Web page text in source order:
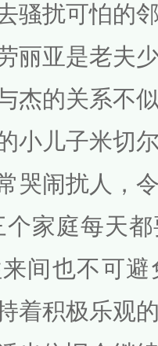
骚扰可怕的
丽亚是老夫
杰的关系不
小儿子米切
哭闹扰人，
家庭每天
间也不可
着积极乐观